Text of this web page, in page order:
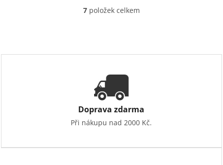
O
d
p
r
v
y
ý
7položek celkem
Doprava zdarma
Při nákupu nad 2000 Kč.